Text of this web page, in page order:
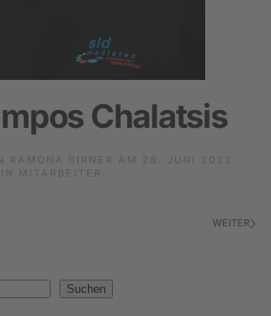
Chalatsis
WEITER
Suchen